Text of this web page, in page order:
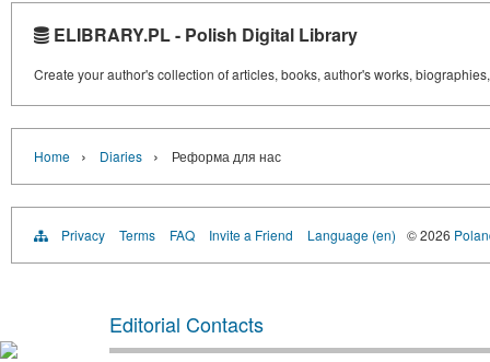
ELIBRARY.PL - Polish Digital Library
Create your author's collection of articles, books, author's works,
Home › Diaries › Реформа для нас
Privacy Terms FAQ Invite a Friend Language (en) © 2026
Editorial Contacts